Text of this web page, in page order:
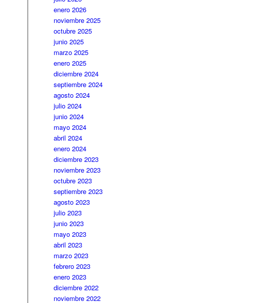
enero 2026
noviembre 2025
octubre 2025
junio 2025
marzo 2025
enero 2025
diciembre 2024
septiembre 2024
agosto 2024
julio 2024
junio 2024
mayo 2024
abril 2024
enero 2024
diciembre 2023
noviembre 2023
octubre 2023
septiembre 2023
agosto 2023
julio 2023
junio 2023
mayo 2023
abril 2023
marzo 2023
febrero 2023
enero 2023
diciembre 2022
noviembre 2022